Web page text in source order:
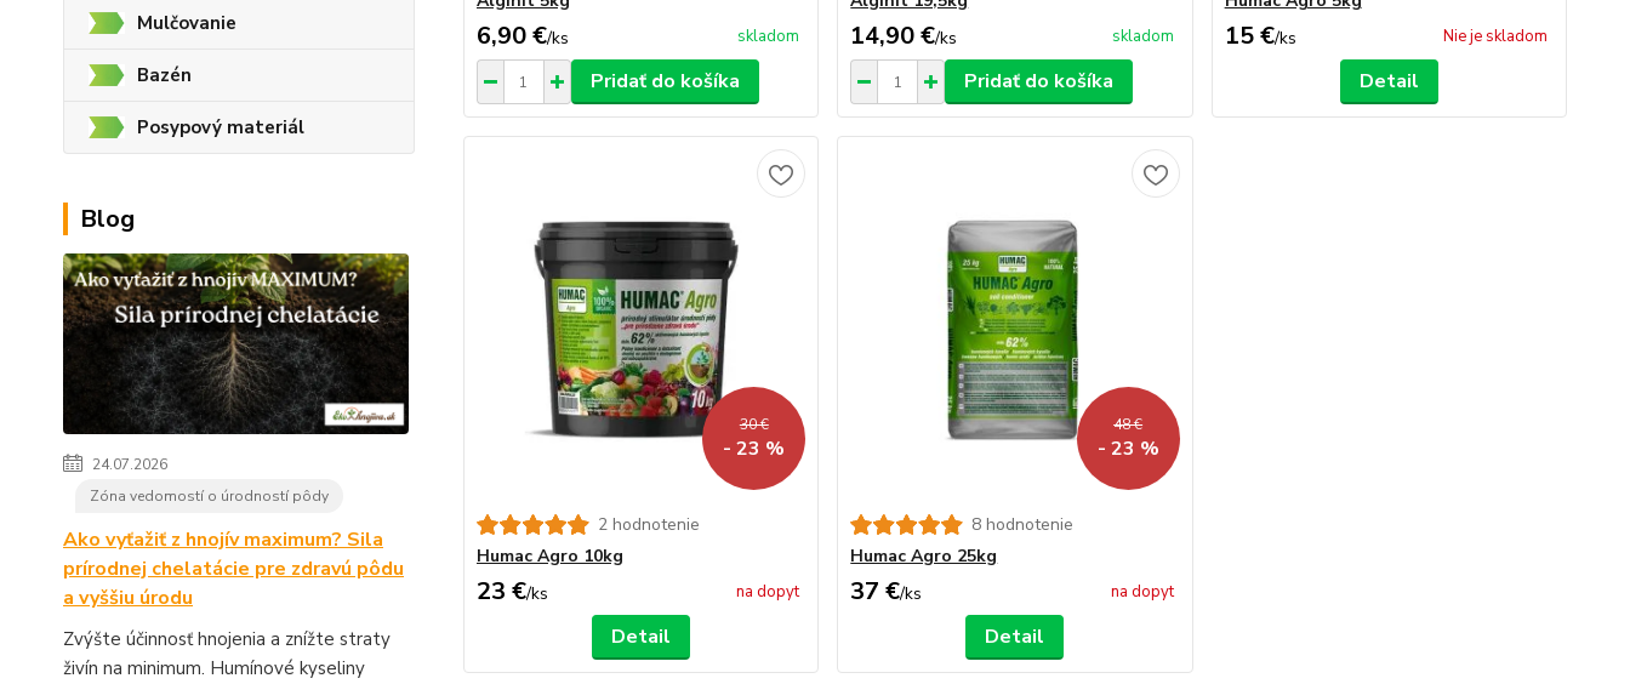
Mulčovanie
Bazén
Posypový materiál
Blog
24.07.2026
Zóna vedomostí o úrodností pôdy
Ako vyťažiť z hnojív maximum? Sila
prírodnej chelatácie pre zdravú pôdu
a vyššiu úrodu
Zvýšte účinnosť hnojenia a znížte straty
živín na minimum. Humínové kyseliny
6,90 €/ks skladom
Pridať do košíka
14,90 €/ks skladom
Pridať do košíka
15 €/ks Nie je skladom
Detail
30 €
- 23 %
2 hodnotenie
Humac Agro 10kg
23 €/ks na dopyt
Detail
48 €
- 23 %
8 hodnotenie
Humac Agro 25kg
37 €/ks na dopyt
Detail